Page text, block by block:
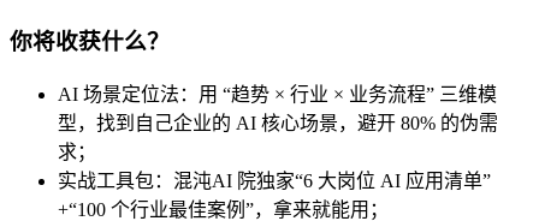
你将收获什么？
AI 场景定位法：用 “趋势 × 行业 × 业务流程” 三维模
型，找到自己企业的 AI 核心场景，避开 80% 的伪需
求；
实战工具包：混沌AI 院独家“6 大岗位 AI 应用清单”
+“100 个行业最佳案例”，拿来就能用；